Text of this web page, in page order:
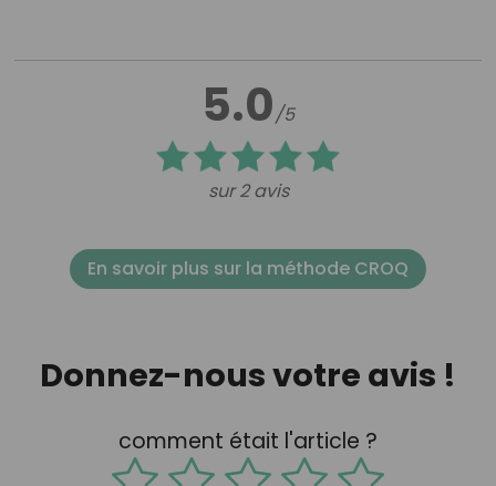
5.0/5
sur 2 avis
En savoir plus sur la méthode CROQ
Donnez-nous votre avis !
comment était l'article ?